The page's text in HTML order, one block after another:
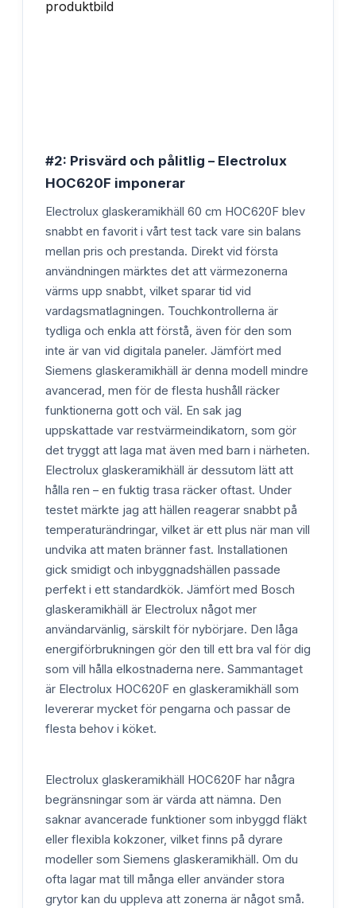
#2: Prisvärd och pålitlig – Electrolux
HOC620F imponerar
Electrolux glaskeramikhäll 60 cm HOC620F blev
snabbt en favorit i vårt test tack vare sin balans
mellan pris och prestanda. Direkt vid första
användningen märktes det att värmezonerna
värms upp snabbt, vilket sparar tid vid
vardagsmatlagningen. Touchkontrollerna är
tydliga och enkla att förstå, även för den som
inte är van vid digitala paneler. Jämfört med
Siemens glaskeramikhäll är denna modell mindre
avancerad, men för de flesta hushåll räcker
funktionerna gott och väl. En sak jag
uppskattade var restvärmeindikatorn, som gör
det tryggt att laga mat även med barn i närheten.
Electrolux glaskeramikhäll är dessutom lätt att
hålla ren – en fuktig trasa räcker oftast. Under
testet märkte jag att hällen reagerar snabbt på
temperaturändringar, vilket är ett plus när man vill
undvika att maten bränner fast. Installationen
gick smidigt och inbyggnadshällen passade
perfekt i ett standardkök. Jämfört med Bosch
glaskeramikhäll är Electrolux något mer
användarvänlig, särskilt för nybörjare. Den låga
energiförbrukningen gör den till ett bra val för dig
som vill hålla elkostnaderna nere. Sammantaget
är Electrolux HOC620F en glaskeramikhäll som
levererar mycket för pengarna och passar de
flesta behov i köket.
Electrolux glaskeramikhäll HOC620F har några
begränsningar som är värda att nämna. Den
saknar avancerade funktioner som inbyggd fläkt
eller flexibla kokzoner, vilket finns på dyrare
modeller som Siemens glaskeramikhäll. Om du
ofta lagar mat till många eller använder stora
grytor kan du uppleva att zonerna är något små.